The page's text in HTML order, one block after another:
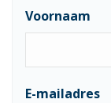
Voornaam
E-mailadres